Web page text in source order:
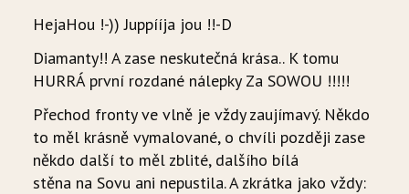
HejaHou !-)) Juppííja jou !!-D
Diamanty!! A zase neskutečná krása.. K tomu
HURRÁ první rozdané nálepky Za SOWOU !!!!!
Přechod fronty ve vlně je vždy zaujímavý. Někdo
to měl krásně vymalované, o chvíli později zase
někdo další to měl zblité, dalšího bílá
stěna na Sovu ani nepustila. A zkrátka jako vždy: